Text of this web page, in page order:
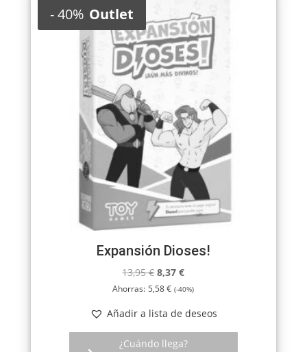
-40% Outlet
Expansión Dioses!
13,95€El
precio
era:
13,95 €.
8,37€El
precio
es:
8,37 €.
Ahorras: 5,58€ (-40%)
Añadir a lista de deseos
¿Cuándo llega?